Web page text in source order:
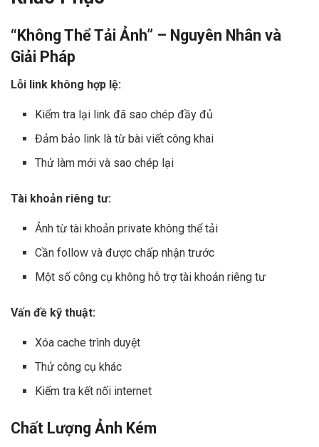
“Không Thể Tải Ảnh” – Nguyên Nhân và
Giải Pháp
Lỗi link không hợp lệ:
Kiểm tra lại link đã sao chép đầy đủ
Đảm bảo link là từ bài viết công khai
Thử làm mới và sao chép lại
Tài khoản riêng tư:
Ảnh từ tài khoản private không thể tải
Cần follow và được chấp nhận trước
Một số công cụ không hỗ trợ tài khoản riêng tư
Vấn đề kỹ thuật:
Xóa cache trình duyệt
Thử công cụ khác
Kiểm tra kết nối internet
Chất Lượng Ảnh Kém